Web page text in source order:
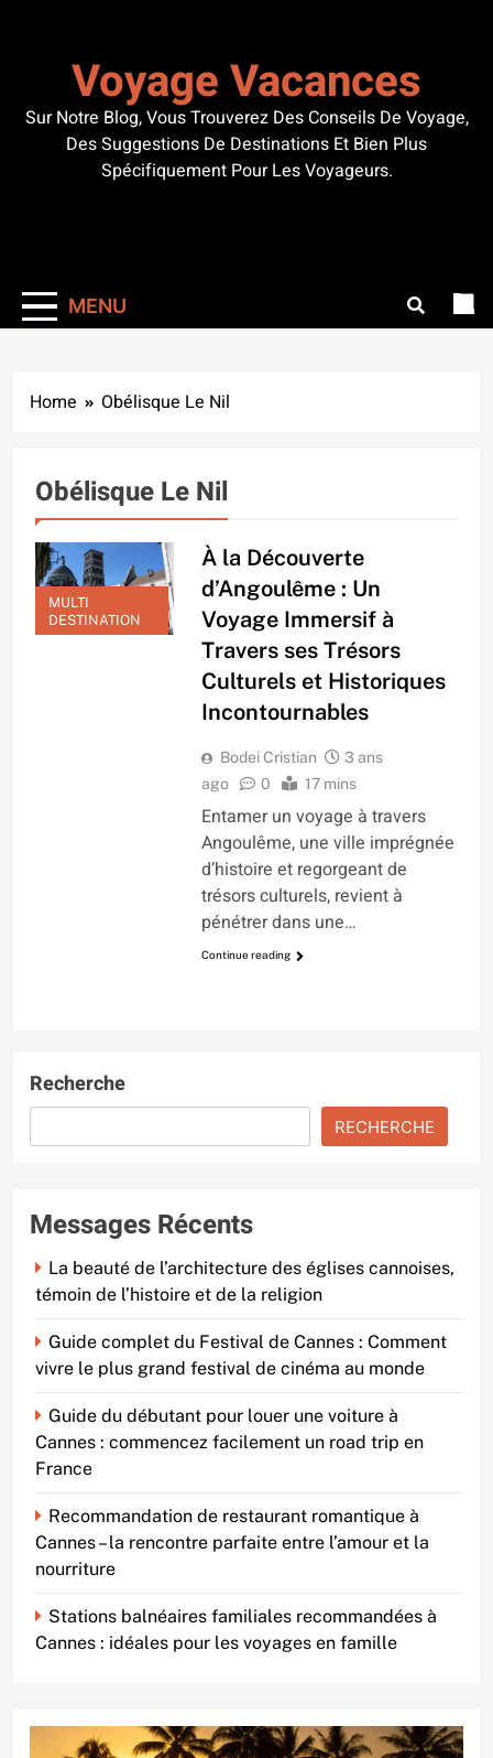
Voyage Vacances
Sur Notre Blog, Vous Trouverez Des Conseils De Voyage,
Des Suggestions De Destinations Et Bien Plus
Spécifiquement Pour Les Voyageurs.
MENU
Home Obélisque Le Nil
Obélisque Le Nil
MULTI
DESTINATION
À la Découverte
d’Angoulême : Un
Voyage Immersif à
Travers ses Trésors
Culturels et Historiques
Incontournables
Bodei Cristian
3 ans
ago
0 17 mins
Entamer un voyage à travers
Angoulême, une ville imprégnée
d’histoire et regorgeant de
trésors culturels, revient à
pénétrer dans une…
Continue reading
Recherche
RECHERCHE
Messages Récents
La beauté de l’architecture des églises cannoises,
témoin de l’histoire et de la religion
Guide complet du Festival de Cannes : Comment
vivre le plus grand festival de cinéma au monde
Guide du débutant pour louer une voiture à
Cannes : commencez facilement un road trip en
France
Recommandation de restaurant romantique à
Cannes – la rencontre parfaite entre l’amour et la
nourriture
Stations balnéaires familiales recommandées à
Cannes : idéales pour les voyages en famille